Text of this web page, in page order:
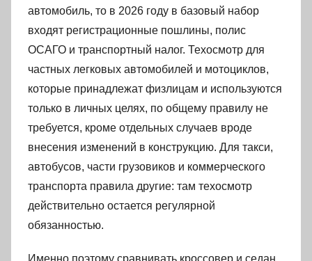
автомобиль, то в 2026 году в базовый набор
входят регистрационные пошлины, полис
ОСАГО и транспортный налог. Техосмотр для
частных легковых автомобилей и мотоциклов,
которые принадлежат физлицам и используются
только в личных целях, по общему правилу не
требуется, кроме отдельных случаев вроде
внесения изменений в конструкцию. Для такси,
автобусов, части грузовиков и коммерческого
транспорта правила другие: там техосмотр
действительно остается регулярной
обязанностью.
Именно поэтому сравнивать кроссовер и седан